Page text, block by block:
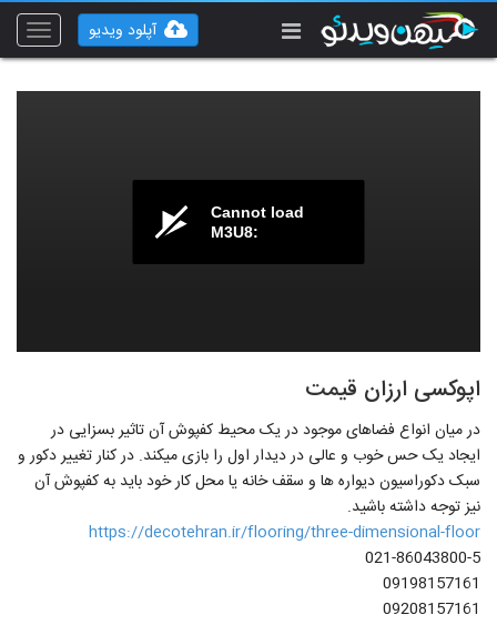
Toggle
آپلود ویدیو
Cannot load
M3U8:
اپوکسی ارزان قیمت
در میان انواع فضاهای موجود در یک محیط کفپوش آن تاثیر بسزایی در
ایجاد یک حس خوب و عالی در دیدار اول را بازی میکند. در کنار تغییر دکور و
سبک دکوراسیون دیواره ها و سقف خانه یا محل کار خود باید به کفپوش آن
نیز توجه داشته باشید.
https://decotehran.ir/flooring/three-dimensional-floor
021-86043800-5
09198157161
09208157161